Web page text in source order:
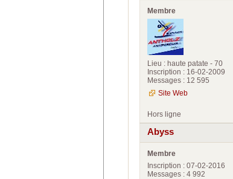
Membre
Lieu : haute patate - 70
Inscription : 16-02-2009
Messages : 12 595
Site Web
Hors ligne
Abyss
Membre
Inscription : 07-02-2016
Messages : 4 992